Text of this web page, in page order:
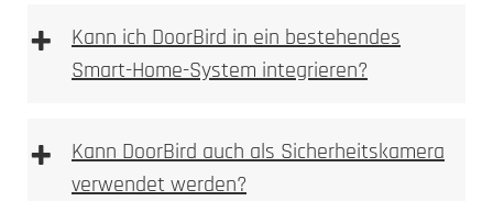
+
Kann ich DoorBird in ein bestehendes
Smart-Home-System integrieren?
+
Kann DoorBird auch als Sicherheitskamera
verwendet werden?